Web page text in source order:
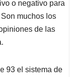
o negativo para
muchos los
de las
93 el sistema de